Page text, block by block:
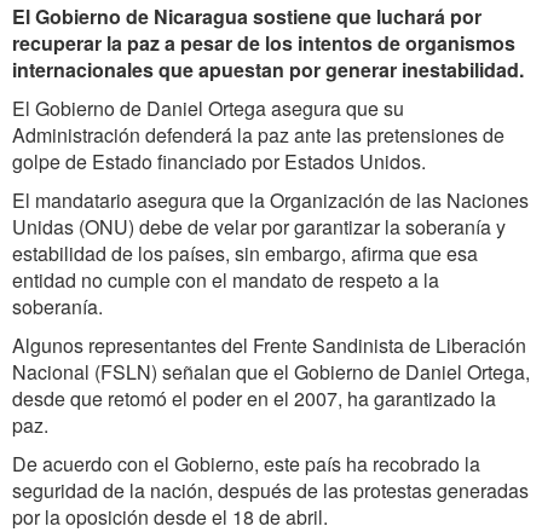
El Gobierno de Nicaragua sostiene que luchará por
recuperar la paz a pesar de los intentos de organismos
internacionales que apuestan por generar inestabilidad.
El Gobierno de Daniel Ortega asegura que su
Administración defenderá la paz ante las pretensiones de
golpe de Estado financiado por Estados Unidos.
El mandatario asegura que la Organización de las Naciones
Unidas (ONU) debe de velar por garantizar la soberanía y
estabilidad de los países, sin embargo, afirma que esa
entidad no cumple con el mandato de respeto a la
soberanía.
Algunos representantes del Frente Sandinista de Liberación
Nacional (FSLN) señalan que el Gobierno de Daniel Ortega,
desde que retomó el poder en el 2007, ha garantizado la
paz.
De acuerdo con el Gobierno, este país ha recobrado la
seguridad de la nación, después de las protestas generadas
por la oposición desde el 18 de abril.